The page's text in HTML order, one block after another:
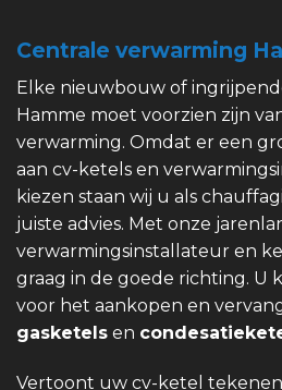
Centrale verwarming
Elke nieuwbouw of
Hamme moet voorzien zijn
verwarming. Omdat er een
aan cv-ketels en
kiezen staan wij u als
juiste advies. Met onze
verwarmingsinstallateur en
graag in de goede richting. U
voor het aankopen en
gasketels en
Vertoont uw cv-ketel